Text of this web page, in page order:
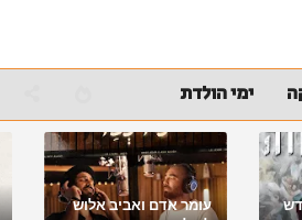
ימי הולדת
עומר אדם ואביב אלוש